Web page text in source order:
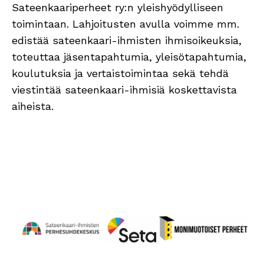
Sateenkaariperheet ry:n yleishyödylliseen
toimintaan. Lahjoitusten avulla voimme mm.
edistää sateenkaari-ihmisten ihmisoikeuksia,
toteuttaa jäsentapahtumia, yleisötapahtumia,
koulutuksia ja vertaistoimintaa sekä tehdä
viestintää sateenkaari-ihmisiä koskettavista
aiheista.